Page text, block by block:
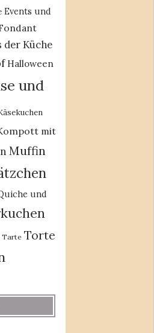
Events und
der Küche
Halloween
und
mit
Muffin
und
Tarte Torte